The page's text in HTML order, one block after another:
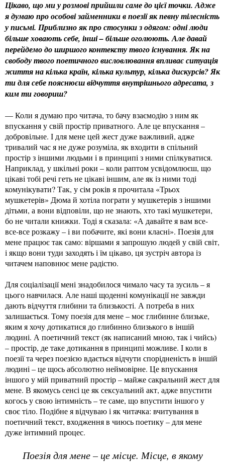
Цікаво, що ми у розмові прийшли саме до цієї точки. Адже
я думаю про особові займенники в поезії як певну тілесність
у письмі. Приблизно як про стосунки з одягом: одні люди
більше ховають себе, інші – більше оголюють. Але давай
перейдемо до ширшого контексту твого існування. Як на
свободу твого поетичного висловлювання впливає ситуація
життя на кілька країн, кілька культур, кілька дискурсів? Як
ти для себе пояснюєш відчуття внутрішнього адресата, з
ким ти говориш?
— Коли я думаю про читача, то бачу взаємодію з ним як
впускання у свій простір приватного. Але це впускання –
добровільне. І для мене цей жест дуже важливий, адже
тривалий час я не дуже розуміла, як входити в спільний
простір з іншими людьми і в принципі з ними спілкуватися.
Наприклад, у шкільні роки – коли раптом усвідомлюєш, що
цікаві тобі речі геть не цікаві іншим, але як із ними тоді
комунікувати? Так, у сім років я прочитала «Трьох
мушкетерів» Дюма й хотіла пограти у мушкетерів з іншими
дітьми, а вони відповіли, що не знають, хто такі мушкетери,
бо не читали книжки. Тоді я сказала: «А давайте я вам все-
все-все розкажу – і ви побачите, які вони класні». Поезія для
мене працює так само: віршами я запрошую людей у свій світ,
і якщо вони туди заходять і їм цікаво, ця зустріч автора із
читачем наповнює мене радістю.
Для соціалізації мені знадобилося чимало часу та зусиль – я
цього навчилася. Але наші щоденні комунікації не завжди
дають відчуття глибини та близькості. А потреба в них
залишається. Тому поезія для мене – моє глибинне близьке,
яким я хочу дотикатися до глибинно близького в іншій
людині. А поетичний текст (як написаний мною, так і чийсь)
– простір, де таке дотикання в принципі можливе. І коли в
поезії та через поезією вдається відчути спорідненість в іншій
людині – це щось абсолютно неймовірне. Це впускання
іншого у мій приватний простір – майже сакральний жест для
мене. В якомусь сенсі це як сексуальний акт, адже впустити
когось у свою інтимність – те саме, що впустити іншого у
своє тіло. Подібне я відчуваю і як читачка: вчитування в
поетичний текст, входження в чиюсь поетику – для мене
дуже інтимний процес.
Поезія для мене – це місце. Місце, в якому